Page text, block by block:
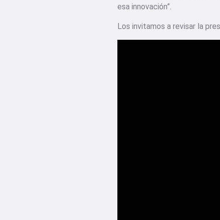
esa innovación”.
Los invitamos a revisar la